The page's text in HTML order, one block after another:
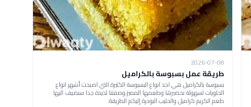
2026-07-08
طريقة عمل بسبوسة بالكراميل
بسبوسة بالكراميل هي احد انواع البسبوسة الكثيرة التي اصبحت أشهر انواع
الحلويات لسهولة تحضيرها وطعمها المميز،وصفتنا لذيذة جدا سنضيف اليها
طعم الكريم كراميل والحليب البودرة إليكم الطريقة.